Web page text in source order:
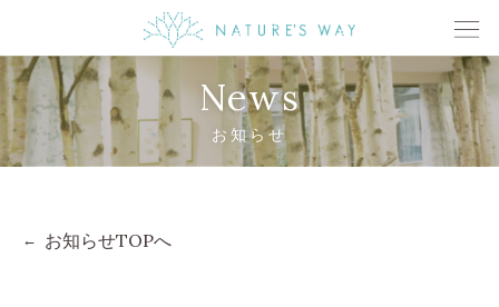
News
お知らせ
お知らせTOPへ